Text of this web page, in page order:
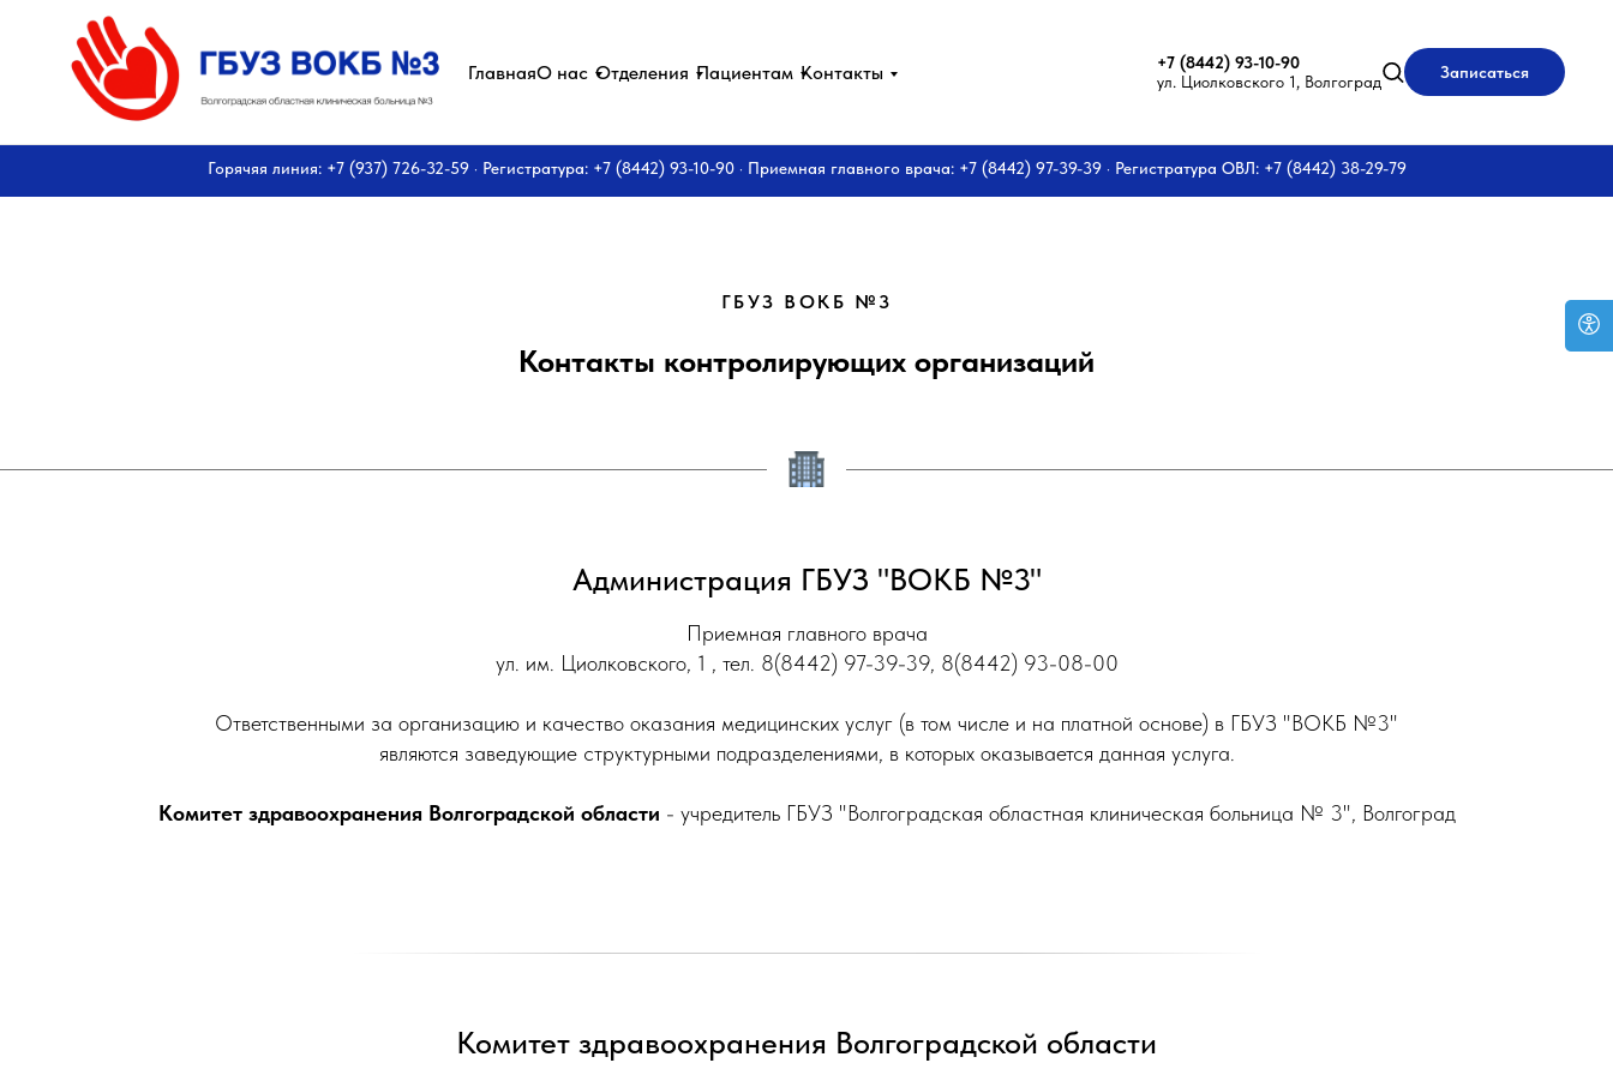
Горячяя линия: +7 (937) 726-32-59 · Регистратура: +7 (8442) 93-10-90 · Приемная главного врача: +7 (8442) 97-39-39 · Регистратура ОВЛ: +7 (8442) 38-29-79
ГлавнаяО нас Отделения Пациентам Контакты
+7 (8442) 93-10-90
ул. Циолковского 1, Волгоград
Записаться
ГБУЗ ВОКБ №3
Контакты контролирующих организаций
Администрация ГБУЗ "ВОКБ №3"
Приемная главного врача
ул. им. Циолковского, 1 , тел. 8(8442) 97-39-39, 8(8442) 93-08-00
Ответственными за организацию и качество оказания медицинских услуг (в том числе и на платной основе) в ГБУЗ "ВОКБ №3"
являются заведующие структурными подразделениями, в которых оказывается данная услуга.
Комитет здравоохранения Волгоградской области - учредитель ГБУЗ "Волгоградская областная клиническая больница № 3", Волгоград
Комитет здравоохранения Волгоградской области